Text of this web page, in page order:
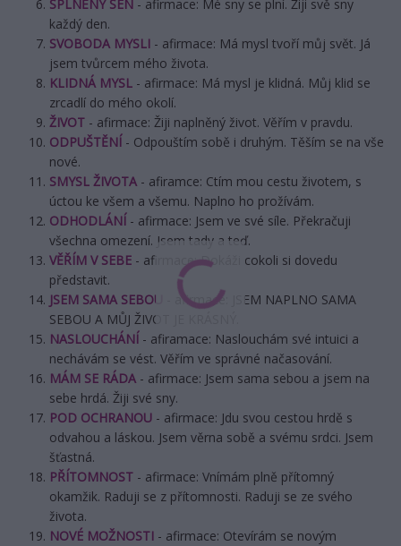
SPLNĚNÝ SEN - afirmace: Mé sny se plní. Žiji svě sny
každý den.
SVOBODA MYSLI - afirmace: Má mysl tvoří můj svět. Já
jsem tvůrcem mého života.
KLIDNÁ MYSL - afirmace: Má mysl je klidná. Můj klid se
zrcadlí do mého okolí.
ŽIVOT - afirmace: Žiji naplněný život. Věřím v pravdu.
ODPUŠTĚNÍ - Odpouštím sobě i druhým. Těším se na vše
nové.
SMYSL ŽIVOTA - afiramce: Ctím mou cestu životem, s
úctou ke všem a všemu. Naplno ho prožívám.
ODHODLÁNÍ - afirmace: Jsem ve své síle. Překračuji
všechna omezení. Jsem tady a teď.
VĚŘÍM V SEBE - afirmace: Dokáži cokoli si dovedu
představit.
JSEM SAMA SEBOU
- afirmace: JSEM NAPLNO SAMA
SEBOU A MŮJ ŽIVOT JE KRÁSNÝ.
NASLOUCHÁNÍ - afiramace: Naslouchám své intuici a
nechávám se vést. Věřím ve správné načasování.
MÁM SE RÁDA - afirmace: Jsem sama sebou a jsem na
sebe hrdá. Žiji své sny.
POD OCHRANOU - afirmace: Jdu svou cestou hrdě s
odvahou a láskou. Jsem věrna sobě a svému srdci. Jsem
šťastná.
PŘÍTOMNOST - afirmace: Vnímám plně přítomný
okamžik. Raduji se z přítomnosti. Raduji se ze svého
života.
NOVÉ MOŽNOSTI - afirmace: Otevírám se novým